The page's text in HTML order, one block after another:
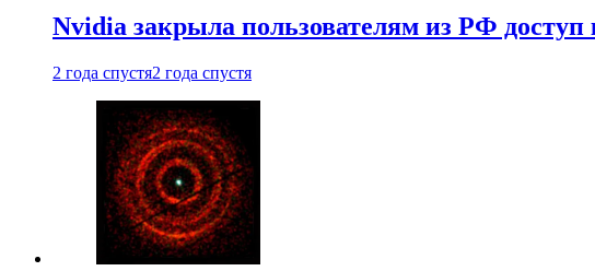
Nvidia закрыла пользователям из РФ доступ
2 года спустя2 года спустя